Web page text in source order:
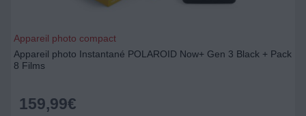
Appareil photo compact
Appareil photo Instantané POLAROID Now+ Gen 3 Black + Pack
8 Films
159,99€